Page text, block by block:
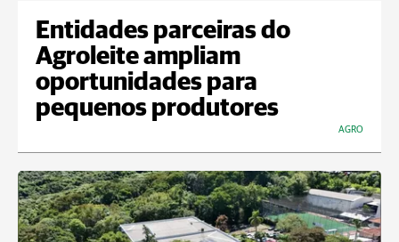
Entidades parceiras do
Agroleite ampliam
oportunidades para
pequenos produtores
AGRO